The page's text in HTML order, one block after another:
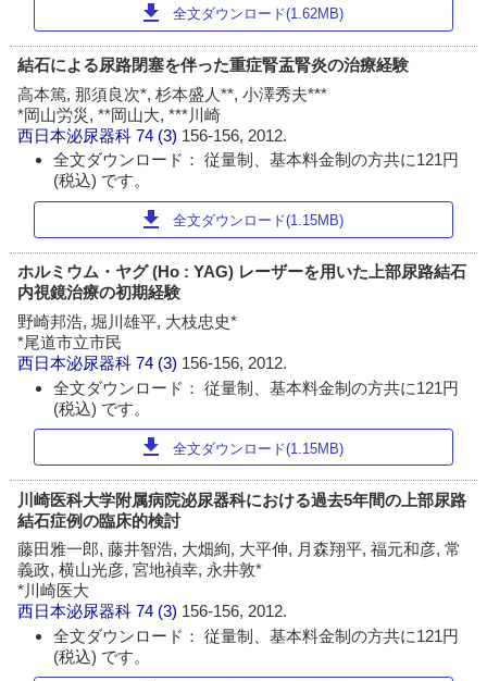
download 全文ダウンロード(1.62MB)
結石による尿路閉塞を伴った重症腎盂腎炎の治療経験
高本篤, 那須良次*, 杉本盛人**, 小澤秀夫***
*岡山労災, **岡山大, ***川崎
西日本泌尿器科 74 (3) 156-156, 2012.
全文ダウンロード： 従量制、基本料金制の方共に121円
(税込) です。
download 全文ダウンロード(1.15MB)
ホルミウム・ヤグ (Ho : YAG) レーザーを用いた上部尿路結石
内視鏡治療の初期経験
野崎邦浩, 堀川雄平, 大枝忠史*
*尾道市立市民
西日本泌尿器科 74 (3) 156-156, 2012.
全文ダウンロード： 従量制、基本料金制の方共に121円
(税込) です。
download 全文ダウンロード(1.15MB)
川崎医科大学附属病院泌尿器科における過去5年間の上部尿路
結石症例の臨床的検討
藤田雅一郎, 藤井智浩, 大畑絢, 大平伸, 月森翔平, 福元和彦, 常
義政, 横山光彦, 宮地禎幸, 永井敦*
*川崎医大
西日本泌尿器科 74 (3) 156-156, 2012.
全文ダウンロード： 従量制、基本料金制の方共に121円
(税込) です。